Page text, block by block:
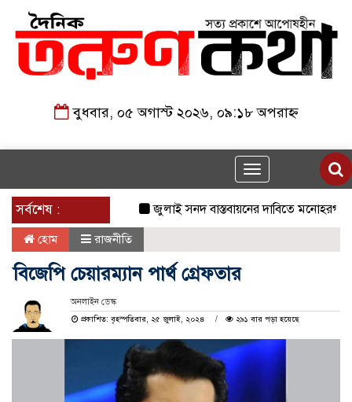
বুধবার, ০৫ অগাস্ট ২০২৬, ০৯:১৮ অপরাহ্ন
Toggle
navigation
সর্বশেষ :
জুলাই সনদ বাস্তবায়নের দাবিতে মনোহরগঞ্জে
হোম রাজনীতি
বিজেপি চেয়ারম্যান পার্থ গ্রেফতার
অনলাইন ডেস্ক
প্রকাশিত: বৃহস্পতিবার, ২৫ জুলাই, ২০২৪
২৯১ বার পড়া হয়েছে